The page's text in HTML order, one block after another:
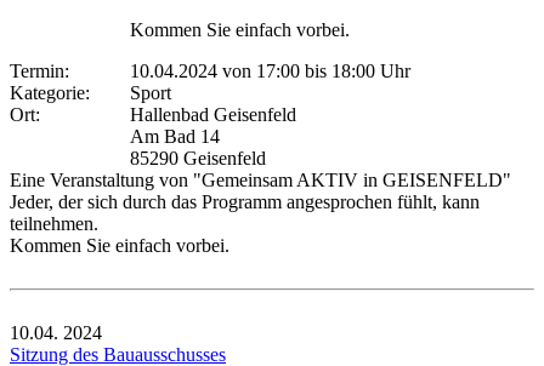
Kommen Sie einfach vorbei.
Termin:
10.04.2024 von 17:00 bis 18:00 Uhr
Kategorie:
Sport
Ort:
Hallenbad Geisenfeld
Am Bad 14
85290 Geisenfeld
Eine Veranstaltung von "Gemeinsam AKTIV in GEISENFELD"
Jeder, der sich durch das Programm angesprochen fühlt, kann
teilnehmen.
Kommen Sie einfach vorbei.
10.04. 2024
Sitzung des Bauausschusses